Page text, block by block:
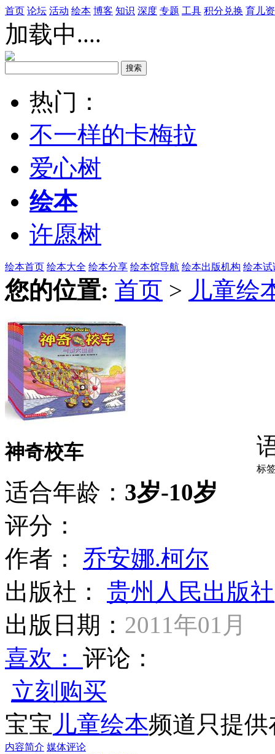
首页 论坛 活动 绘本 博客 知识 深度 专题 工具 积分兑换 育儿
加载中....
热门：
不一样的卡梅拉
爱心树
绘本
许愿树
绘本首页 绘本大全 绘本分享 绘本馆导航 绘本出版机构 绘本试
您的位置: 首页 > 儿童绘
神奇校车
标
适合年龄： 3岁-10岁
评分：
作者：
乔安娜.柯尔
出版社：
贵州人民出版社
出版日期： 2011年01月
喜欢：
评论：
立刻购买
宝宝 儿童绘本频道只提
内容简介 媒体评论